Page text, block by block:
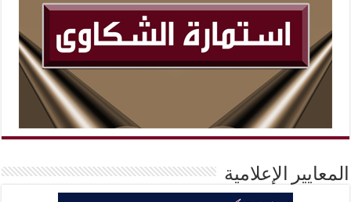
المعايير الإعلامية